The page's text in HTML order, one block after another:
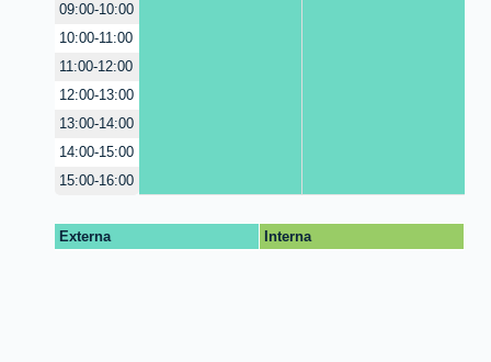
09:00-10:00
10:00-11:00
11:00-12:00
12:00-13:00
13:00-14:00
14:00-15:00
15:00-16:00
Externa Interna